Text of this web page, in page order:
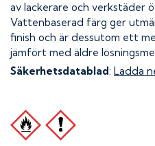
av lackerare och verkstäder
Vattenbaserad färg ger
finish och är dessutom ett
jämfört med äldre
Säkerhetsdatablad: Ladda